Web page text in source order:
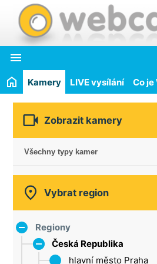

Kamery LIVE vysílání Co je
 Zobrazit kamery
 Vybrat region
Regiony
Česká Republika
hlavní město Praha